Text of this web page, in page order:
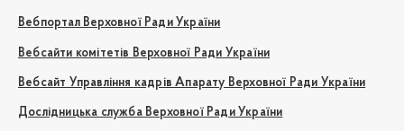
Вебпортал Верховної Ради України
Вебсайти комітетів Верховної Ради України
Вебсайт Управління кадрів Апарату Верховної Ради України
Дослідницька служба Верховної Ради України